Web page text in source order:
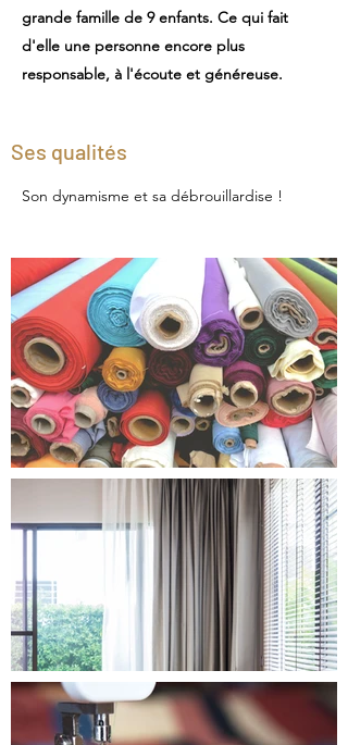
grande famille de 9 enfants. Ce qui fait
d'elle une personne encore plus
responsable, à l'écoute et généreuse.
Ses qualités
Son dynamisme et sa débrouillardise !